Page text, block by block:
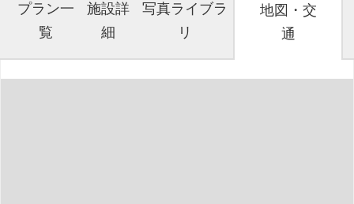
プラン一
覧
施設詳
細
写真ライブラ
リ
地図・交
通